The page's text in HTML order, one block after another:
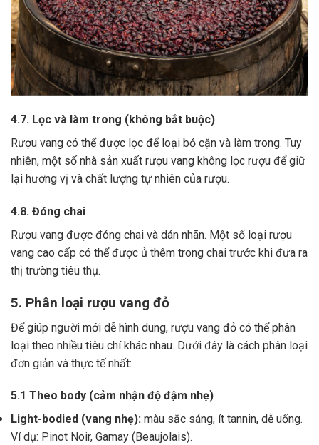
4.7. Lọc và làm trong (không bắt buộc)
Rượu vang có thể được lọc để loại bỏ cặn và làm trong. Tuy
nhiên, một số nhà sản xuất rượu vang không lọc rượu để giữ
lại hương vị và chất lượng tự nhiên của rượu.
4.8. Đóng chai
Rượu vang được đóng chai và dán nhãn. Một số loại rượu
vang cao cấp có thể được ủ thêm trong chai trước khi đưa ra
thị trường tiêu thụ.
5. Phân loại rượu vang đỏ
Để giúp người mới dễ hình dung, rượu vang đỏ có thể phân
loại theo nhiều tiêu chí khác nhau. Dưới đây là cách phân loại
đơn giản và thực tế nhất:
5.1 Theo body (cảm nhận độ đậm nhẹ)
Light-bodied (vang nhẹ): màu sắc sáng, ít tannin, dễ uống.
Ví dụ: Pinot Noir, Gamay (Beaujolais).